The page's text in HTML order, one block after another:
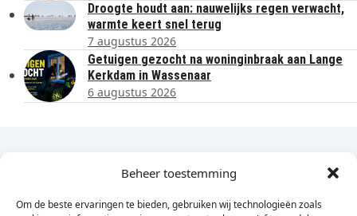
Beheer toestemming
Om de beste ervaringen te bieden, gebruiken wij technologieën zoals
Droogte houdt aan: nauwelijks regen verwacht,
warmte keert snel terug
7 augustus 2026
Getuigen gezocht na woninginbraak aan Lange
Kerkdam in Wassenaar
6 augustus 2026
Dagelijks het laatste nieuws in je e-mail?
Vul